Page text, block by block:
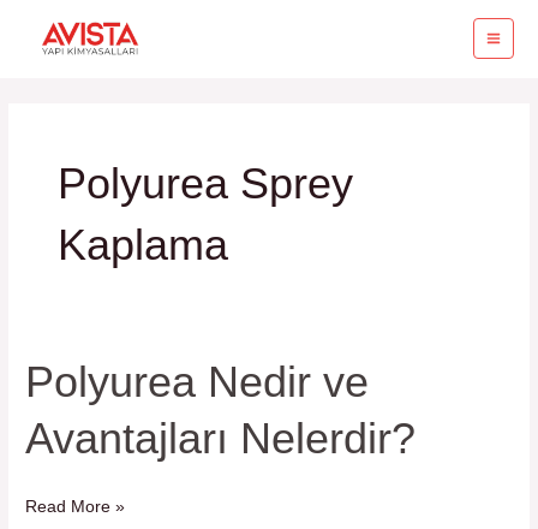
Polyurea Sprey
Kaplama
Polyurea Nedir ve
Avantajları Nelerdir?
Polyurea
Nedir
ve
Avantajları
Read More »